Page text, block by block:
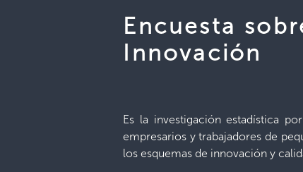
Encuesta
Innovación
Es la investigación estadística
empresarios y trabajadores de
los esquemas de innovación y